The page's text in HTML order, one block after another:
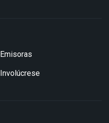
Emisoras
Involúcrese